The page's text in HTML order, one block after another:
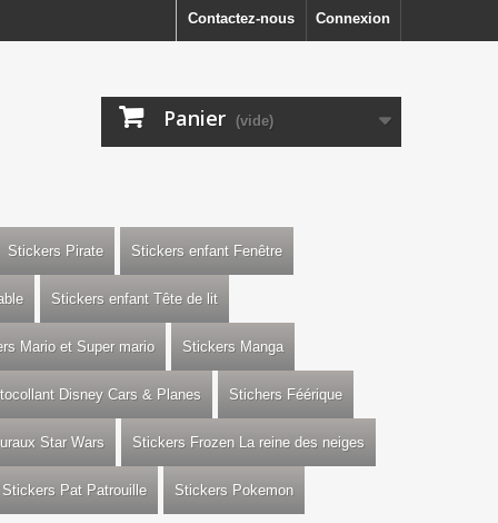
Connexion
Contactez-nous
Panier (vide)
Stickers Pirate Stickers enfant Fenêtre
Stickers enfant Tête de lit
Mario et Super mario Stickers Manga
Disney Cars & Planes Stichers Féérique
Star Wars Stickers Frozen La reine des neiges
Stickers Pat Patrouille Stickers Pokemon